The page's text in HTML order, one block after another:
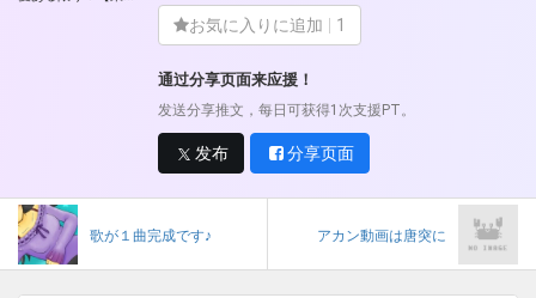
お気に入りに追加 1
通过分享页面来应援！
发送分享推文，每日可获得1次支援PT。
发布 分享页面
歌が１曲完成です♪ アカン動画は唐突に